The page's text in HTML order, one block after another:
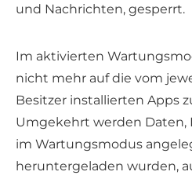
und Nachrichten, gesperrt.
Im aktivierten
nicht mehr auf die vom
Besitzer installierten Apps
Umgekehrt werden Daten,
im Wartungsmodus
heruntergeladen wurden,